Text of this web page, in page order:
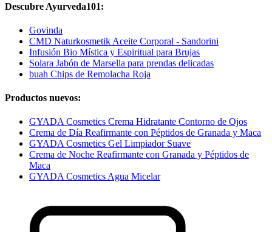
Descubre Ayurveda101:
Govinda
CMD Naturkosmetik Aceite Corporal - Sandorini
Infusión Bio Mística y Espiritual para Brujas
Solara Jabón de Marsella para prendas delicadas
buah Chips de Remolacha Roja
Productos nuevos:
GYADA Cosmetics Crema Hidratante Contorno de Ojos
Crema de Día Reafirmante con Péptidos de Granada y Maca
GYADA Cosmetics Gel Limpiador Suave
Crema de Noche Reafirmante con Granada y Péptidos de
Maca
GYADA Cosmetics Agua Micelar